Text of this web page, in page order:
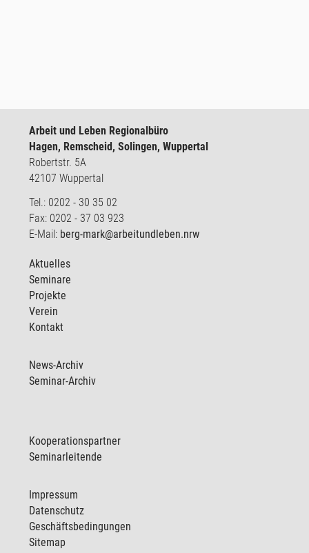
Arbeit und Leben Regionalbüro
Hagen, Remscheid, Solingen, Wuppertal
Robertstr. 5A
42107 Wuppertal
Tel.: 0202 - 30 35 02
Fax: 0202 - 37 03 923
E-Mail: berg-mark@arbeitundleben.nrw
Aktuelles
Seminare
Projekte
Verein
Kontakt
News-Archiv
Seminar-Archiv
Kooperationspartner
Seminarleitende
Impressum
Datenschutz
Geschäftsbedingungen
Sitemap